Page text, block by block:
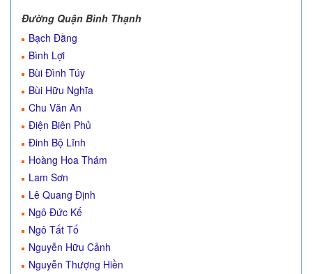
Đường Quận Bình Thạnh
Bạch Đằng
Bình Lợi
Bùi Đình Túy
Bùi Hữu Nghĩa
Chu Văn An
Điện Biên Phủ
Đinh Bộ Lĩnh
Hoàng Hoa Thám
Lam Sơn
Lê Quang Định
Ngô Đức Kế
Ngô Tất Tố
Nguyễn Hữu Cảnh
Nguyễn Thượng Hiền